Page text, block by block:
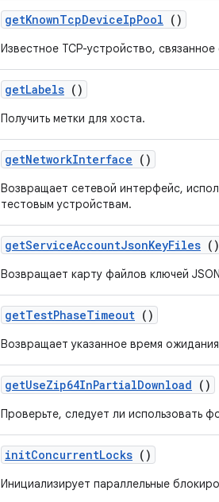
getKnownTcpDeviceIpPool ()
Известное TCP-устройство,
getLabels ()
Получить метки для хоста.
getNetworkInterface ()
Возвращает сетевой интерфейс,
тестовым устройствам.
getServiceAccountJsonKeyFiles ()
Возвращает карту файлов ключей
getTestPhaseTimeout ()
Возвращает указанное время
getUseZip64InPartialDownload ()
Проверьте, следует ли использовать
initConcurrentLocks ()
Инициализирует параллельные